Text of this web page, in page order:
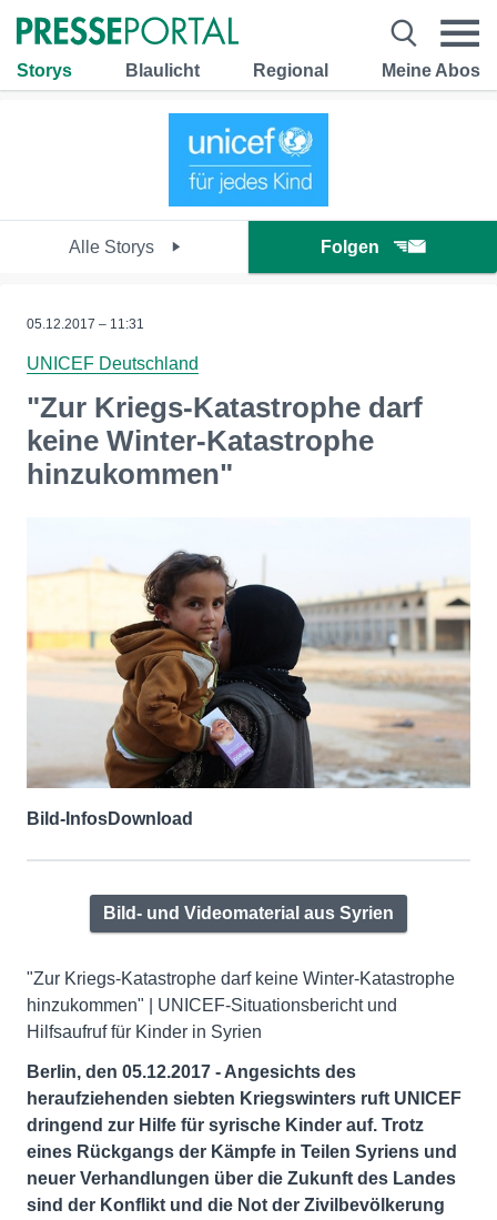
Storys Blaulicht Regional Meine Abos
Alle Storys Folgen
05.12.2017 – 11:31
UNICEF Deutschland
"Zur Kriegs-Katastrophe darf
keine Winter-Katastrophe
hinzukommen"
Bild-InfosDownload
Bild- und Videomaterial aus Syrien
"Zur Kriegs-Katastrophe darf keine Winter-Katastrophe
hinzukommen" | UNICEF-Situationsbericht und
Hilfsaufruf für Kinder in Syrien
Berlin, den 05.12.2017 - Angesichts des
heraufziehenden siebten Kriegswinters ruft UNICEF
dringend zur Hilfe für syrische Kinder auf. Trotz
eines Rückgangs der Kämpfe in Teilen Syriens und
neuer Verhandlungen über die Zukunft des Landes
sind der Konflikt und die Not der Zivilbevölkerung